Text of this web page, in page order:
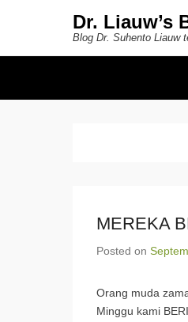
Dr. Liauw’s
Blog Dr. Suhento Liauw
MEREKA
Posted on
Orang muda
Minggu kami